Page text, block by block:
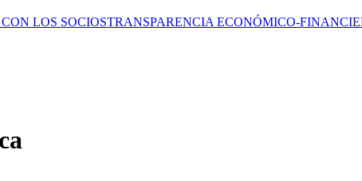
LOS SOCIOSTRANSPARENCIA ECONÓMICO-